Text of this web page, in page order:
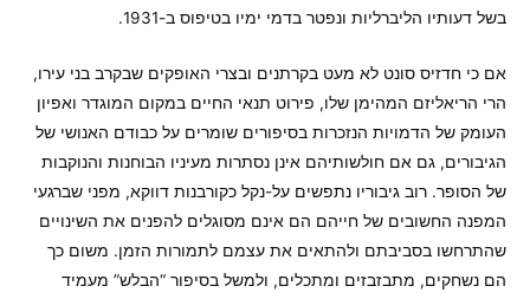
בשל דעותיו הליברליות ונפטר בדמי ימיו בטיפוס ב-1931.
אם כי חדזיס סונט לא מעט בקרתנים ובצרי האופקים שבקרב בני עירו,
הרי הריאליזם המהימן שלו, פירוט תנאי החיים במקום המוגדר ואפיון
העומק של הדמויות הנזכרות בסיפורים שומרים על כבודם האנושי של
הגיבורים, גם אם חולשותיהם אינן נסתרות מעיניו הבוחנות והנוקבות
של הסופר. רוב גיבוריו נתפשים על-נקל כקורבנות דווקא, מפני שברגעי
המפנה החשובים של חייהם הם אינם מסוגלים להפנים את השינויים
שהתרחשו בסביבתם ולהתאים את עצמם לתמורות הזמן. משום כך
הם נשחקים, מתבזבזים ומתכלים, ולמשל בסיפור “הבלש” מעמיד